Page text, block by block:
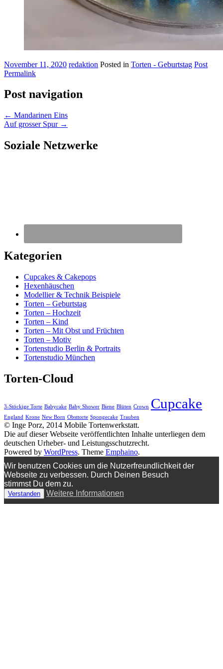
November 11, 2020 redaktion Posted in Torten - Geburtstag Post
Permalink
Post navigation
← Mandarinen Eins
Auf grosser Spur →
Soziale Netzwerke
Kategorien
Cupcakes & Cakepops
Hexenhäuschen
Modellier & Technik Beispiele
Torten – Geburtstag
Torten – Hochzeit
Torten – Kind
Torten – Mit Obst und Früchten
Torten – Motiv
Tortenstudio Berlin & Portraits
Tortenstudio München
Torten-Cloud
3-Stöckige Torte Babycake Baby Shower Biene Blüten Crown Cupcake
England Krone New Born Obsttorte Spongecake Trauben
© Inge Porz, 2014 Mobile Tortenwerkstatt.
Die auf dieser Webseite veröffentlichten Inhalte unterliegen dem
deutschen Urheber- und Leistungsschutzrecht.
Powered by WordPress. Theme Emphaino.
Wir benutzen Cookies um die Nutzerfreundlichkeit der
Webseite zu verbessen. Durch Deinen Besuch
stimmst Du dem zu.
Verstanden Weitere Informationen